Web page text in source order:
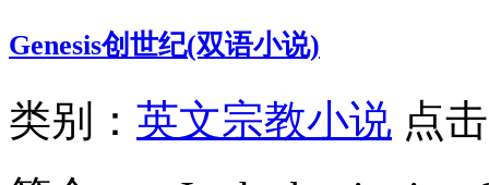
Genesis创世纪(双语小说)
类别： 英文宗教小说 点